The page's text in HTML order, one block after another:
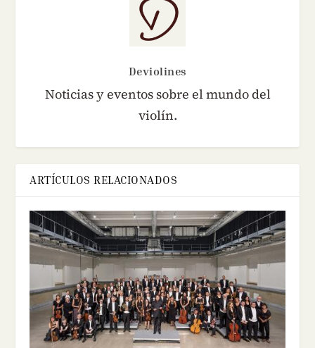
Deviolines
Noticias y eventos sobre el mundo del
violín.
ARTÍCULOS RELACIONADOS